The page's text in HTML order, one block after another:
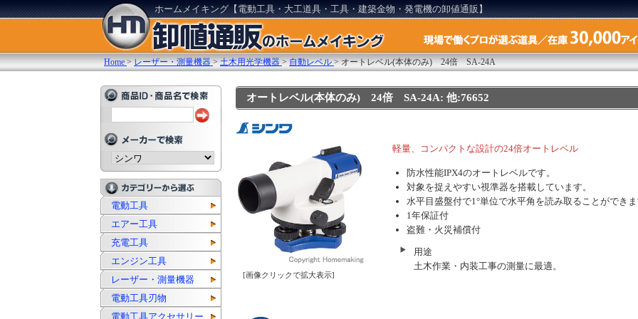
ホームメイキング【電動工具・大工道具・工具・建築金物・発電機の卸値通販】
Home >レーザー・測量機器 >土木用光学機器 >自動レベル >オートレベル(本体のみ) 24倍 SA-24A
電動工具
エアー工具
充電工具
エンジン工具
レーザー・測量機器
電動工具刃物
電動工具アクセサリー
オートレベル(本体のみ) 24倍 SA-24A: 他:76652
[画像クリックで拡大表示]
軽量、コンパクトな設計の24倍オートレベル
防水性能IPX4のオートレベルです。
対象を捉えやすい視準器を搭載しています。
水平目盛盤付で1°単位で水平角を読み取ることができ
1年保証付
盗難・火災補償付
用途
土木作業・内装工事の測量に最適。